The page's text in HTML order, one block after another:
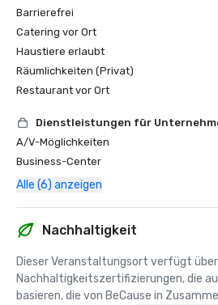
Barrierefrei
Catering vor Ort
Haustiere erlaubt
Räumlichkeiten (Privat)
Restaurant vor Ort
Dienstleistungen für
A/V-Möglichkeiten
Business-Center
Alle (6) anzeigen
Nachhaltigkeit
Dieser Veranstaltungsort verfügt
Nachhaltigkeitszertifizierungen, die
basieren, die von BeCause in